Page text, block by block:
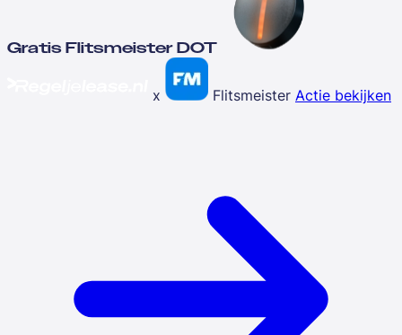
Gratis Flitsmeister DOT
x Flitsmeister Actie bekijken